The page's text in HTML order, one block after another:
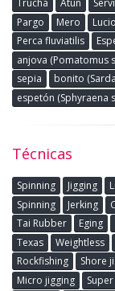
Trucha
Atún
Pargo
Mero
Perca fluviatilis
anjova (Pomatomus
sepia
bonito
espetón (Sphyraena
Técnicas
Spinning Jigging
Spinning
Jerking
Tai Rubber
Eging
Texas
Weightless
Rockfishing
Shore
Micro jigging